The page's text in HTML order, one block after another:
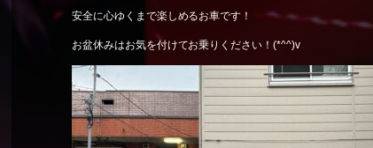
安全に心ゆくまで楽しめるお車です！
お盆休みはお気を付けてお乗りください！(*^^)v